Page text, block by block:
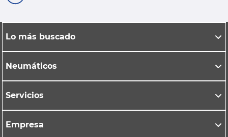
Lo más buscado
Neumáticos
Servicios
Empresa